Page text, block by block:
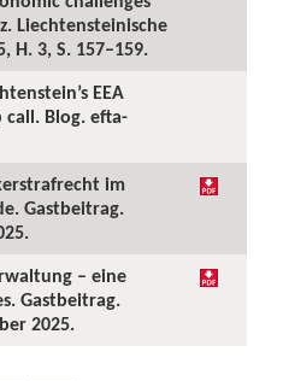
Liechtensteinische
H. 3, S. 157–159.
EEA
call. Blog. efta-
im
Gastbeitrag.
– eine
Gastbeitrag.
2025.